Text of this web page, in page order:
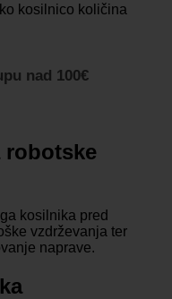
kosilnico količina
nad 100€
robotske
kosilnika pred
vzdrževanja ter
naprave.